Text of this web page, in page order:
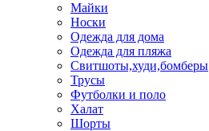
Майки
Носки
Одежда для дома
Одежда для пляжа
Свитшоты,худи,бомберы
Трусы
Футболки и поло
Халат
Шорты